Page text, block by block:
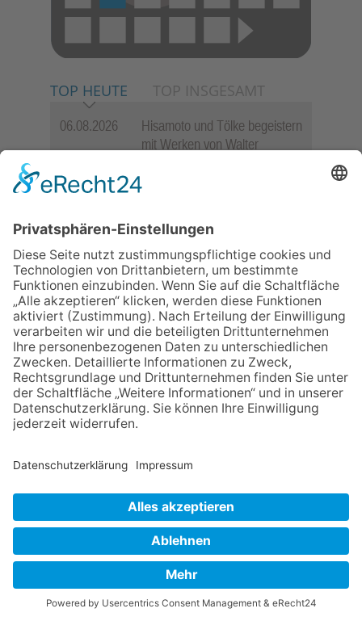
TOP HEUTE TOP INSGESAMT
06.08.2026
Hisamoto und Tölke begeistern
mit Werken von Walter
09.07.2026
Wasserampel steht auf Gelb:
auf
Festmeile
06.08.2026
Jugendchor Hochtaunus
präsentiert sein neues
Programm „Changes“
12.05.2026
Zweisprachige Lesung im 7.
Himmel: Vom Geschenk zum
60. Geburtstag zur Autoren-
Karriere
NACH OBEN
Datenschutz Netiquette FAQ
Powered bynative:media.